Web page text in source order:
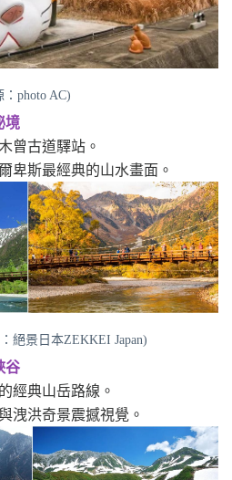
photo AC)
境
曾古道驛站。
卑斯最經典的山水畫面。
絕景日本ZEKKEI Japan)
谷
經典山岳路線。
洩洪奇景震撼視覺。